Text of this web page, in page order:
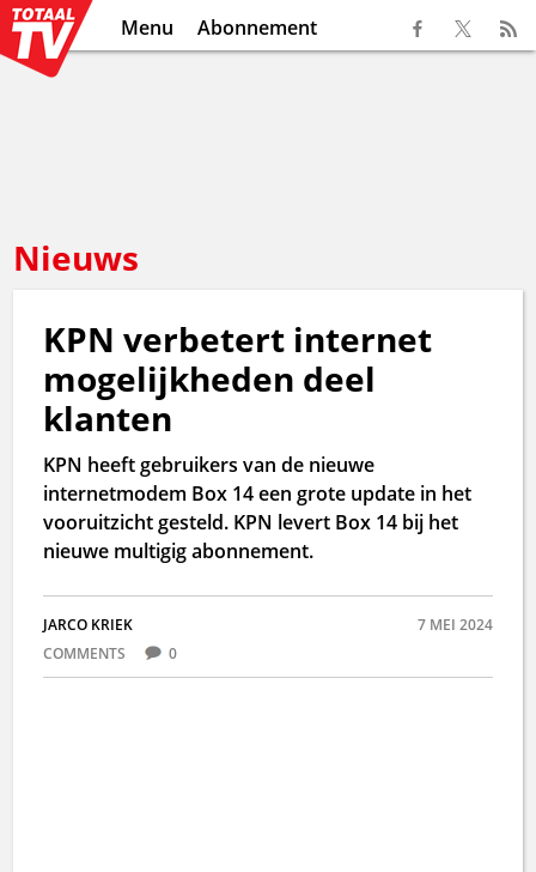
Menu Abonnement
Nieuws
KPN verbetert internet
mogelijkheden deel
klanten
KPN heeft gebruikers van de nieuwe
internetmodem Box 14 een grote update in het
vooruitzicht gesteld. KPN levert Box 14 bij het
nieuwe multigig abonnement.
JARCO KRIEK
7 MEI 2024
COMMENTS
0